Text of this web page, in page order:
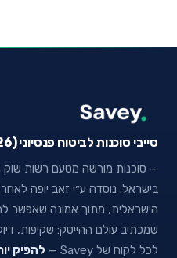
סייבי סוכנות לביטוח פנסיוני (2026) בע״מ
— סוכנות מורשה מטעם רשות שוק
הישראלית, מתוך אמונה שאפשר
שמכתיב עולם ההייטק: שקיפות,
לכל לקוח של Savey —
להפיק